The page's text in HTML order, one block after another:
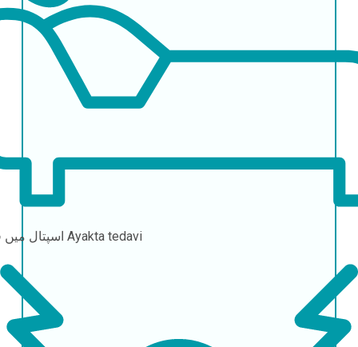
Ayakta tedavi